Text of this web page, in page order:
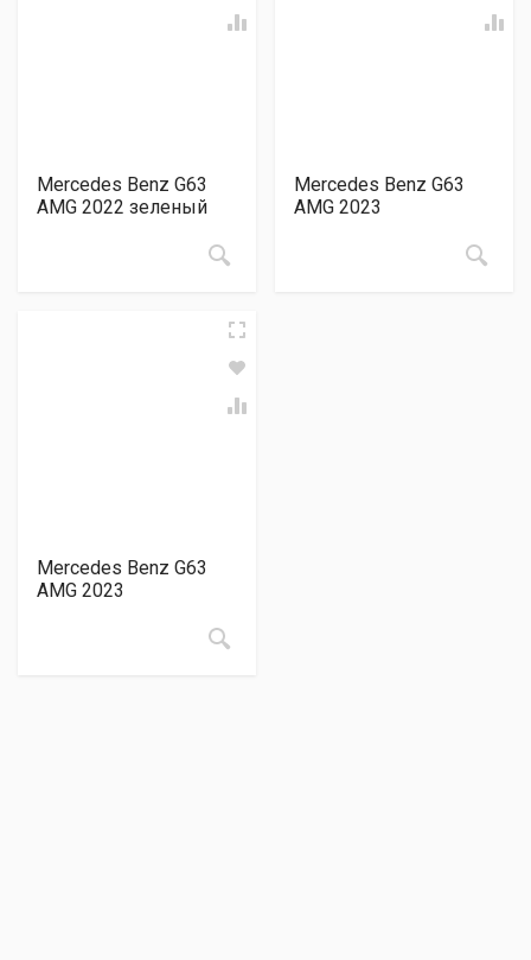
Mercedes Benz G63
AMG 2022 зеленый
Mercedes Benz G63
AMG 2023
Mercedes Benz G63
AMG 2023